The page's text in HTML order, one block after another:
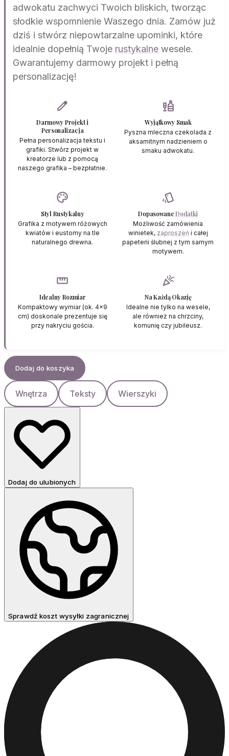
adwokatu zachwyci Twoich bliskich, tworząc
słodkie wspomnienie Waszego dnia. Zamów już
dziś i stwórz niepowtarzalne upominki, które
idealnie dopełnią Twoje rustykalne wesele.
Gwarantujemy darmowy projekt i pełną
personalizację!
edit
Darmowy Projekt i
Personalizacja
Pełna personalizacja tekstu i
grafiki. Stwórz projekt w
kreatorze lub z pomocą
naszego grafika – bezpłatnie.
liquor
Wyjątkowy Smak
Pyszna mleczna czekolada z
aksamitnym nadzieniem o
smaku adwokatu.
palette
Styl Rustykalny
Grafika z motywem różowych
kwiatów i eustomy na tle
naturalnego drewna.
style
DopasowaneDodatki
Możliwość zamówienia
winietek, zaproszeńi całej
papeterii ślubnej z tym samym
motywem.
straighten
Idealny Rozmiar
Kompaktowy wymiar (ok. 4x9
cm) doskonale prezentuje się
przy nakryciu gościa.
celebration
Na Każdą Okazję
Idealne nie tylko na wesele,
ale również na chrzciny,
komunię czy jubileusz.
Dodaj do koszyka
Wnętrza Teksty Wierszyki
Dodaj do ulubionych
Sprawdź koszt wysyłki zagranicznej